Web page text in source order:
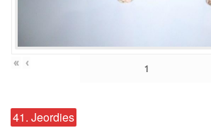
« ‹
41. Jeordies